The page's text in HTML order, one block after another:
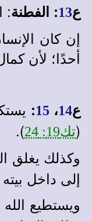
ع13
: الفطنة:
إن كان
أحدًا؛ لأن
ع14، 15
:
(تك19: 24
).
وكذلك يغلق
إلى داخل
ويستطيع